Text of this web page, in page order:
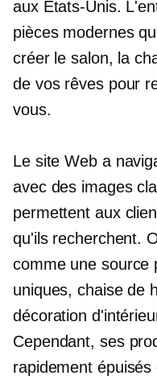
aux États-Unis.
pièces modernes
créer le salon, la
de vos rêves pour
vous.
Le site Web a
avec des images
permettent aux
qu'ils recherchent.
comme une source
uniques,chaise de
décoration
Cependant, ses
rapidement